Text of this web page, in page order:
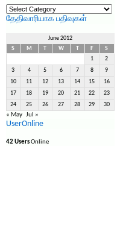
தலைப்புகளில்
தேட
தேதிவாரியாக பதிவுகள்
June 2012
S
M W F
S
1
2
3 4 5 6 7 8 9
10 11 12 13 14 15 16
17 18 19 20 21 22 23
24 25 26 27 28 29 30
« May Jul »
UserOnline
42 UsersOnline